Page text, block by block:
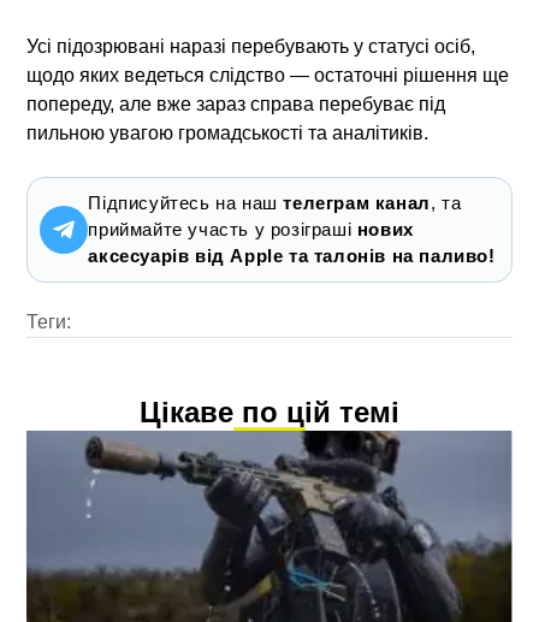
Усі підозрювані наразі перебувають у статусі осіб,
щодо яких ведеться слідство — остаточні рішення ще
попереду, але вже зараз справа перебуває під
пильною увагою громадськості та аналітиків.
Підписуйтесь на наштелеграм канал, та
приймайте участь у розіграші нових
аксесуарів від Apple та талонів на паливо!
Теги:
Цікаве по цій темі